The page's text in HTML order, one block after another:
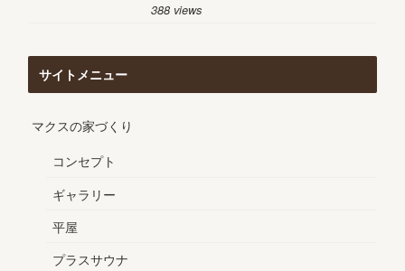
388 views
サイトメニュー
マクスの家づくり
コンセプト
ギャラリー
平屋
プラスサウナ